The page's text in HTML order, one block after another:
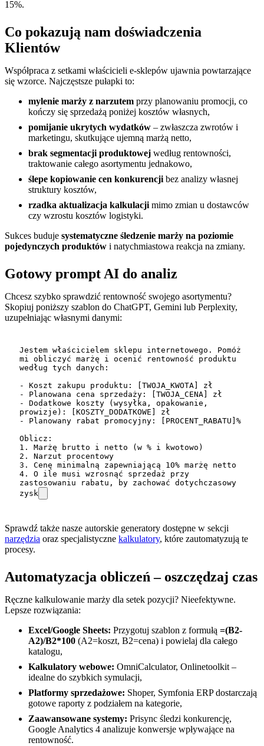
15%.
Co pokazują nam doświadczenia
Klientów
Współpraca z setkami właścicieli e-sklepów ujawnia powtarzające
się wzorce. Najczęstsze pułapki to:
mylenie marży z narzutem przy planowaniu promocji, co
kończy się sprzedażą poniżej kosztów własnych,
pomijanie ukrytych wydatków – zwłaszcza zwrotów i
marketingu, skutkujące ujemną marżą netto,
brak segmentacji produktowej według rentowności,
traktowanie całego asortymentu jednakowo,
ślepe kopiowanie cen konkurencji bez analizy własnej
struktury kosztów,
rzadka aktualizacja kalkulacji mimo zmian u dostawców
czy wzrostu kosztów logistyki.
Sukces buduje systematyczne śledzenie marży na poziomie
pojedynczych produktów i natychmiastowa reakcja na zmiany.
Gotowy prompt AI do analiz
Chcesz szybko sprawdzić rentowność swojego asortymentu?
Skopiuj poniższy szablon do ChatGPT, Gemini lub Perplexity,
uzupełniając własnymi danymi:
Jestem właścicielem sklepu internetowego. Pomóż
mi obliczyć marżę i ocenić rentowność produktu
według tych danych:
- Koszt zakupu produktu: [TWOJA_KWOTA] zł
- Planowana cena sprzedaży: [TWOJA_CENA] zł
- Dodatkowe koszty (wysyłka, opakowanie,
prowizje): [KOSZTY_DODATKOWE] zł
- Planowany rabat promocyjny: [PROCENT_RABATU]%
Oblicz:
1. Marżę brutto i netto (w % i kwotowo)
2. Narzut procentowy
3. Cenę minimalną zapewniającą 10% marżę netto
4. O ile musi wzrosnąć sprzedaż przy
zastosowaniu rabatu, by zachować dotychczasowy
zysk
Sprawdź także nasze autorskie generatory dostępne w sekcji
narzędzia oraz specjalistyczne kalkulatory, które zautomatyzują te
procesy.
Automatyzacja obliczeń – oszczędzaj czas
Ręczne kalkulowanie marży dla setek pozycji? Nieefektywne.
Lepsze rozwiązania:
Excel/Google Sheets: Przygotuj szablon z formułą =(B2-
A2)/B2*100 (A2=koszt, B2=cena) i powielaj dla całego
katalogu,
Kalkulatory webowe: OmniCalculator, Onlinetoolkit –
idealne do szybkich symulacji,
Platformy sprzedażowe: Shoper, Symfonia ERP dostarczają
gotowe raporty z podziałem na kategorie,
Zaawansowane systemy: Prisync śledzi konkurencję,
Google Analytics 4 analizuje konwersje wpływające na
rentowność.